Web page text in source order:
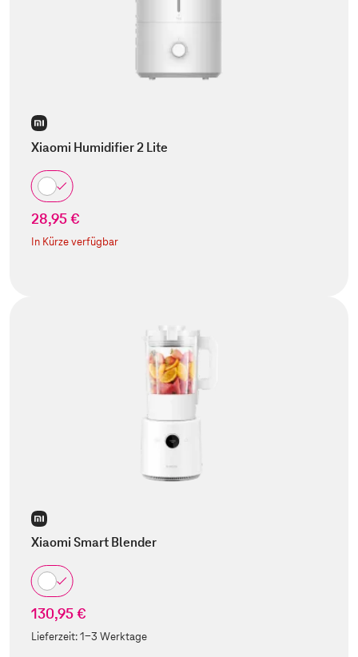
Xiaomi Humidifier 2 Lite
28,95 €
In Kürze verfügbar
Xiaomi Smart Blender
130,95 €
Lieferzeit:1-3 Werktage